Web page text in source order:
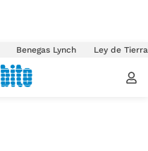
Benegas Lynch Ley de